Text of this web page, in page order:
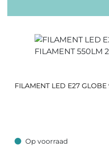
FILAMENT LED E27
Op voorraad
Op voorraad